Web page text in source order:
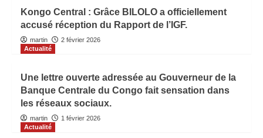
Kongo Central : Grâce BILOLO a officiellement
accusé réception du Rapport de l’IGF.
martin
2 février 2026
Actualité
Une lettre ouverte adressée au Gouverneur de la
Banque Centrale du Congo fait sensation dans
les réseaux sociaux.
martin
1 février 2026
Actualité